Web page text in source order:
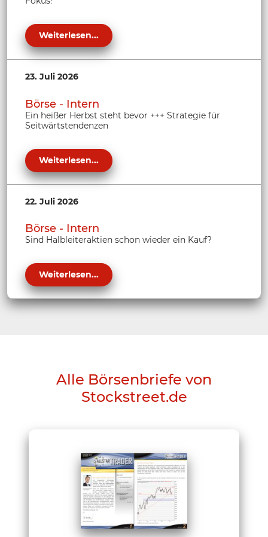
Weiterlesen...
23. Juli 2026
Börse - Intern
Ein heißer Herbst steht bevor +++ Strategie für
Seitwärtstendenzen
Weiterlesen...
22. Juli 2026
Börse - Intern
Sind Halbleiteraktien schon wieder ein Kauf?
Weiterlesen...
Alle Börsenbriefe von
Stockstreet.de